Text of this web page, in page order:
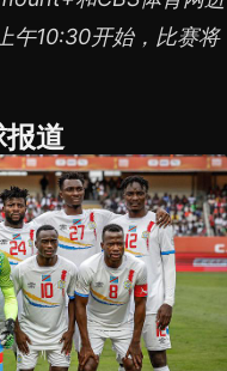
午10:30开始，比赛将
道